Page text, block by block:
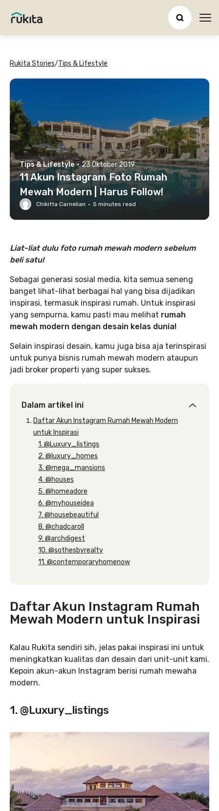
Rukita Stories/Tips & Lifestyle
Tips & Lifestyle · 23 Oktober 2019
11 Akun Instagram Foto Rumah
Mewah Modern | Harus Follow!
Chikitta Carnelian · 5 minutes read
Liat-liat dulu foto rumah mewah modern sebelum
beli satu!
Sebagai generasi sosial media, kita semua seneng
banget lihat-lihat berbagai hal yang bisa dijadikan
inspirasi, termasuk inspirasi rumah. Untuk inspirasi
yang sempurna, kamu pasti mau melihat rumah
mewah modern dengan desain kelas dunia!
Selain inspirasi desain, kamu juga bisa aja terinspirasi
untuk punya bisnis rumah mewah modern ataupun
jadi broker properti yang super sukses.
Dalam artikel ini
Daftar Akun Instagram Rumah Mewah Modern
untuk Inspirasi
1. @Luxury_listings
2. @luxury_homes
3. @mega_mansions
4. @houses
5. @homeadore
6. @myhouseidea
7. @housebeautiful
8. @chadcaroll
9. @archdigest
10. @sothesbyrealty
11. @contemporaryhomenow
Daftar Akun Instagram Rumah
Mewah Modern untuk Inspirasi
Kalau Rukita sendiri sih, jelas pakai inspirasi ini untuk
meningkatkan kualitas dan desain dari unit-unit kami.
Kepoin akun-akun Instagram berisi rumah mewaha
modern.
1. @Luxury_listings